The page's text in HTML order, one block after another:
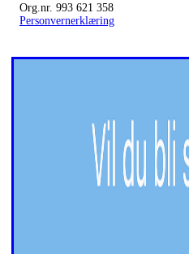
Org.nr. 993 621 358
Personvernerklæring